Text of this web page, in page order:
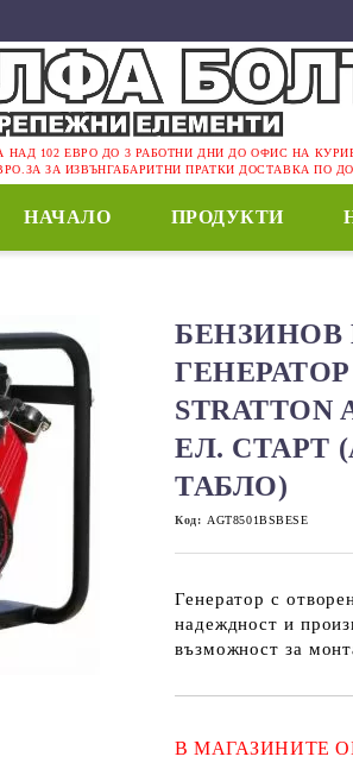
НАД 102 ЕВРО ДО 3 РАБОТНИ ДНИ ДО ОФИС НА
ЗА ИЗВЪНГАБАРИТНИ ПРАТКИ ДОСТАВКА ПО
НАЧАЛО ПРОДУКТИ
ГЕНЕРАТОР
STRATTON
ЕЛ. СТАРТ
ТАБЛО)
Код: AGT8501BSBESE
Генератор с
надеждност и
възможност за
В МАГАЗИНИТЕ